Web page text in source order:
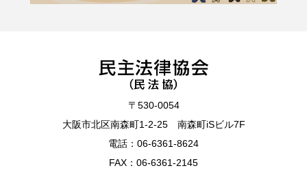
〒530-0054
大阪市北区南森町1-2-25 南森町iSビル7F
電話： 06-6361-8624
FAX：06-6361-2145